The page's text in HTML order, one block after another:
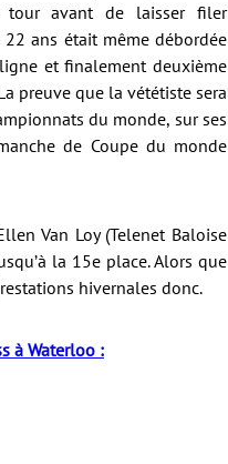
tour avant de laisser filer
ans était même débordée
et finalement deuxième
preuve que la vététiste sera
du monde, sur ses
de Coupe du monde
Van Loy (Telenet Baloise
la 15e place. Alors que
hivernales donc.
à Waterloo :